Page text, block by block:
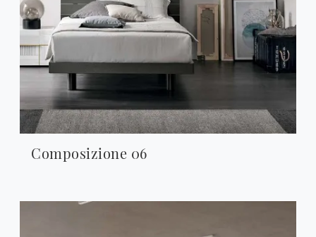
Composizione 06